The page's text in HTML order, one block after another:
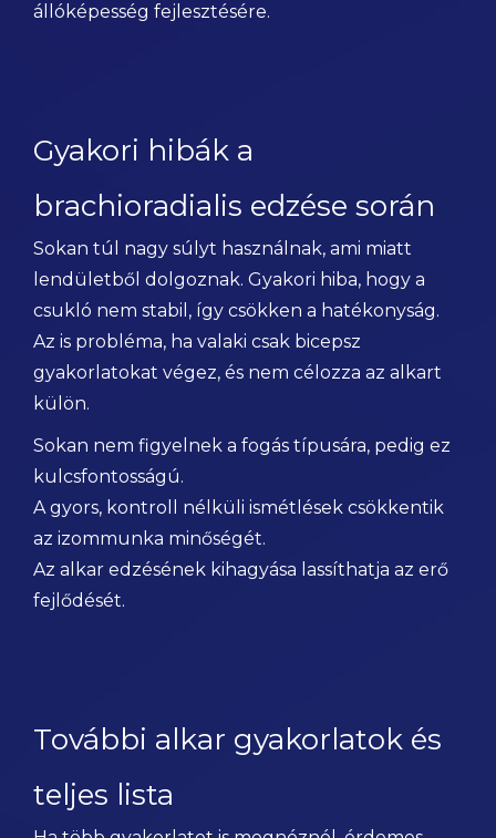
állóképesség fejlesztésére.
Gyakori hibák a
brachioradialis edzése során
Sokan túl nagy súlyt használnak, ami miatt
lendületből dolgoznak. Gyakori hiba, hogy a
csukló nem stabil, így csökken a hatékonyság.
Az is probléma, ha valaki csak bicepsz
gyakorlatokat végez, és nem célozza az alkart
külön.
Sokan nem figyelnek a fogás típusára, pedig ez
kulcsfontosságú.
A gyors, kontroll nélküli ismétlések csökkentik
az izommunka minőségét.
Az alkar edzésének kihagyása lassíthatja az erő
fejlődését.
További alkar gyakorlatok és
teljes lista